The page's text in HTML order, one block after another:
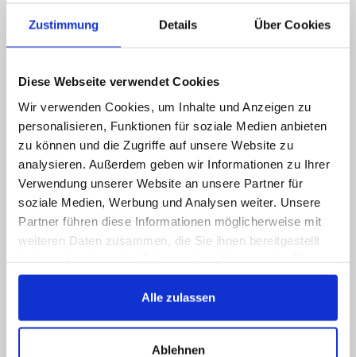
Zustimmung Details Über Cookies
Diese Webseite verwendet Cookies
Wir verwenden Cookies, um Inhalte und Anzeigen zu
personalisieren, Funktionen für soziale Medien anbieten
zu können und die Zugriffe auf unsere Website zu
analysieren. Außerdem geben wir Informationen zu Ihrer
Verwendung unserer Website an unsere Partner für
soziale Medien, Werbung und Analysen weiter. Unsere
Partner führen diese Informationen möglicherweise mit
weiteren Daten zusammen, die Sie ihnen bereitgestellt
gesammelt haben.
Alle zulassen
Ablehnen
Rufen Sie uns an, senden Sie uns eine E-Mail,
schnellstmöglich eine Antwort
089 - 41 61 08 780
(9:30-14:00 16:00-19:00)
info@rbs-handel.de
Facebook